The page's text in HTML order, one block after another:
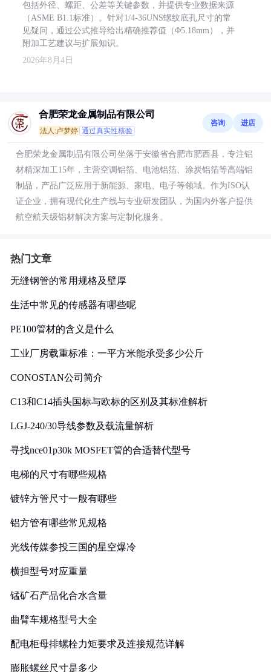
包括外径、螺距、公差等关键参数，并提供专业数据来源
（ASME B1.1标准）。针对1/4-36UNS螺纹底孔尺寸的常
见疑问，通过公式推导给出精确推荐值（Φ5.18mm），并
附加工艺建议与扩展知识。
2026年8月4日
合肥荣龙金属制品有限公司
法人:卢梦婷 通过真实性核验
咨询 进店
合肥荣龙金属制品有限公司坐落于安徽省合肥市肥西县，专注铝
材精深加工15年，主营空调铝箔、电池铝箔、涂炭铝箔等高端铝
制品，产品广泛应用于新能源、家电、电子等领域。作为ISO认
证企业，拥有现代化生产线与专业研发团队，为国内外客户提供
航空航天级铝材解决方案与定制化服务。
热门文章
无缝钢管的常用规格及壁厚
生活中常见的传感器有哪些呢
PE100管材的含义是什么
工业厂房载重标准：一平方米能承受多少公斤
CONOSTAN公司简介
C13和C14插头国标与欧标的区别及其标准解析
LGJ-240/30导线参数及载流量解析
寻找nce01p30k MOSFET管的合适替代型号
电梯的尺寸有哪些规格
镀锌方管尺寸一般有哪些
铝方管有哪些常见规格
光线传媒参投三国的星空爆冷
横担型号对应重量
锰矿石产品化合水含量
曲臂车规格型号大全
配电柜母排螺栓力矩要求及连接规范详解
膨胀螺丝尺寸是多少